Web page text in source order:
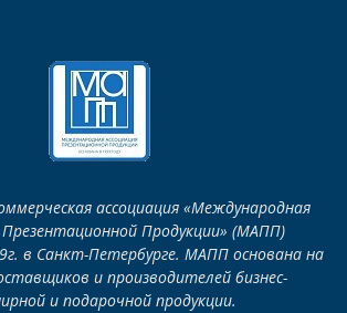
ассоциация «Международная
Презентационной Продукции» (МАПП)
в Санкт-Петербурге. МАПП основана на
и производителей бизнес-
и подарочной продукции.